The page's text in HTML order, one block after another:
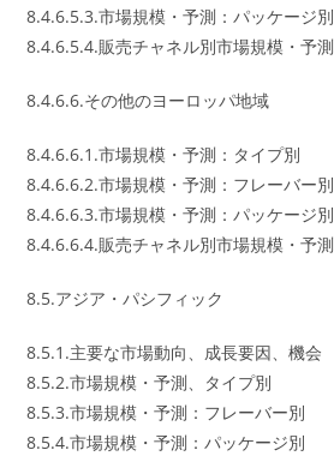
8.4.6.5.3.市場規模・予測：パッケージ別
8.4.6.5.4.販売チャネル別市場規模・予測
8.4.6.6.その他のヨーロッパ地域
8.4.6.6.1.市場規模・予測：タイプ別
8.4.6.6.2.市場規模・予測：フレーバー別
8.4.6.6.3.市場規模・予測：パッケージ別
8.4.6.6.4.販売チャネル別市場規模・予測
8.5.アジア・パシフィック
8.5.1.主要な市場動向、成長要因、機会
8.5.2.市場規模・予測、タイプ別
8.5.3.市場規模・予測：フレーバー別
8.5.4.市場規模・予測：パッケージ別